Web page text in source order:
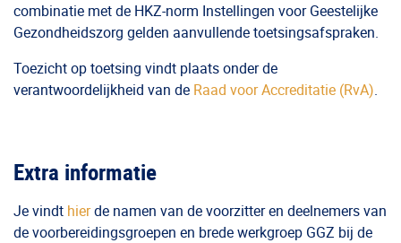
combinatie met de HKZ-norm Instellingen voor Geestelijke
Gezondheidszorg gelden aanvullende toetsingsafspraken.
Toezicht op toetsing vindt plaats onder de
verantwoordelijkheid van de Raad voor Accreditatie (RvA).
Extra informatie
Je vindt hierde namen van de voorzitter en deelnemers van
de voorbereidingsgroepen en brede werkgroep GGZ bij de